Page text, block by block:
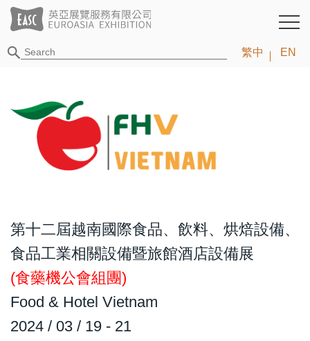
繁中 EN
第十二屆越南國際食品、飲料、烘焙設備、
食品工業相關設備暨旅館酒店設備展
(食藥機公會組團)
Food & Hotel Vietnam
2024 / 03 / 19 - 21